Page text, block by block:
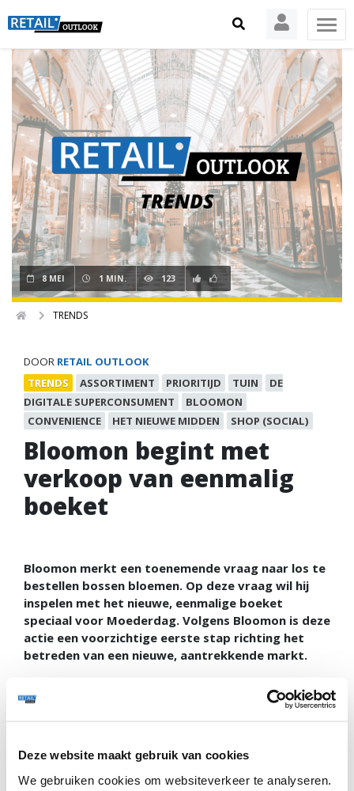
Deze website maakt gebruik van cookies
We gebruiken cookies om websiteverkeer te analyseren.
8 MEI 1 MIN. 123
TRENDS
DOOR RETAIL OUTLOOK
TRENDS
ASSORTIMENT PRIORITIJD TUIN
DE
DIGITALE SUPERCONSUMENT
BLOOMON
CONVENIENCE
HET NIEUWE MIDDEN SHOP (SOCIAL)
Bloomon begint met
verkoop van eenmalig
boeket
Bloomon merkt een toenemende vraag naar los te
bestellen bossen bloemen. Op deze vraag wil hij
inspelen met het nieuwe, eenmalige boeket
speciaal voor Moederdag. Volgens Bloomon is deze
actie een voorzichtige eerste stap richting het
betreden van een nieuwe, aantrekkende markt.